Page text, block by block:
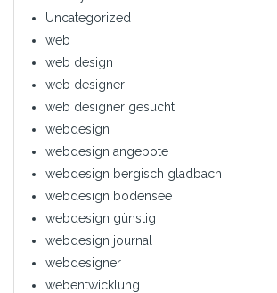
Uncategorized
web
web design
web designer
web designer gesucht
webdesign
webdesign angebote
webdesign bergisch gladbach
webdesign bodensee
webdesign günstig
webdesign journal
webdesigner
webentwicklung